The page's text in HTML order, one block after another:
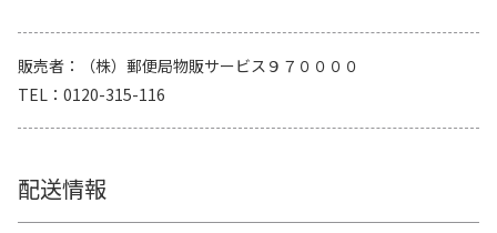
販売者
（株）郵便局物販サービス９７００００
TEL
0120-315-116
配送情報